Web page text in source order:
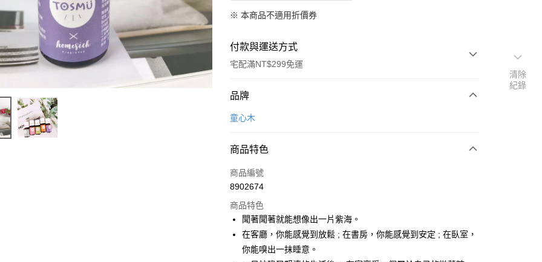
※ 本商品不適用折價券
付款與運送方式
宅配滿NT$299免運
付款方式
信用卡一次付款
悠遊付
Google Pay
全盈+PAY
大哥付你分期
品牌
童心木
商品特色
商品編號
8902674
商品特色
聞著聞著就能想像出一片紫海。
在客廳，你能感覺到放鬆 ; 在書房，你能感覺到安定 ; 在臥室，
你能嗅出一抹睡意。
清除
紀錄